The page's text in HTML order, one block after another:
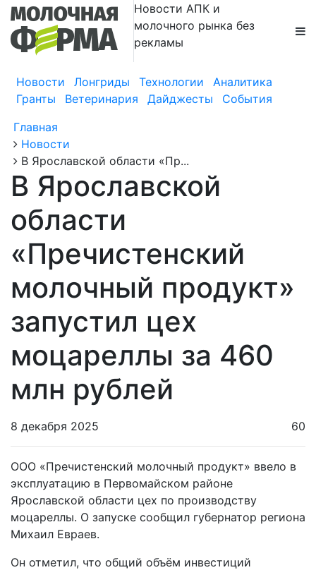
Новости АПК и
молочного рынка без
рекламы
Новости Лонгриды Технологии
Аналитика
Гранты
Ветеринария Дайджесты
События
Главная
Новости
В Ярославской области «Пр...
В Ярославской
области
«Пречистенский
молочный продукт»
запустил цех
моцареллы за 460
млн рублей
8 декабря 2025 60
ООО «Пречистенский молочный продукт» ввело в
эксплуатацию в Первомайском районе
Ярославской области цех по производству
моцареллы. О запуске сообщил губернатор региона
Михаил Евраев.
Он отметил, что общий объём инвестиций